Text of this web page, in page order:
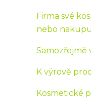
Firma své
nebo
Samozřejmě
K výrově
Kosmetické